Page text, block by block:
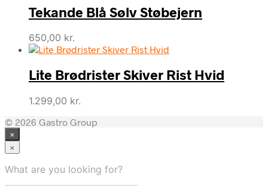
Tekande Blå Sølv Støbejern
650,00 kr.
Lite Brødrister Skiver Rist Hvid
1.299,00 kr.
© 2026 Gastro Group
×
×
What are you looking for?